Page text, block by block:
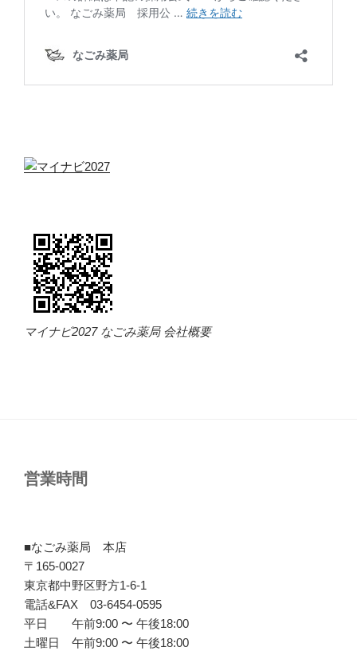
マイナビ2027 なごみ薬局 会社概要
営業時間
■なごみ薬局 本店
〒165-0027
東京都中野区野方1-6-1
電話&FAX 03-6454-0595
平日 午前9:00 〜 午後18:00
土曜日 午前9:00 〜 午後18:00